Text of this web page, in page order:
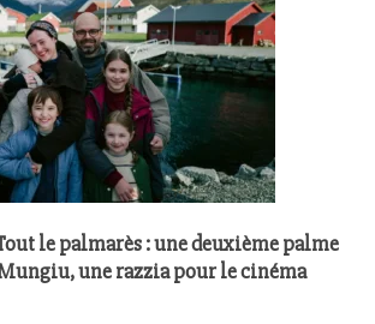
le palmarès : une deuxième palme
une razzia pour le cinéma